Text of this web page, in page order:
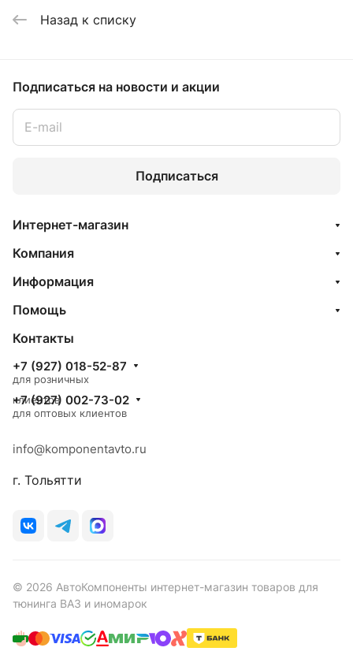
Назад к списку
Подписаться на новости и акции
Подписаться
Интернет-магазин
Компания
Информация
Помощь
Контакты
+7 (927) 018-52-87
для розничных
клиентов
+7 (927) 002-73-02
для оптовых клиентов
info@komponentavto.ru
г. Тольятти
© 2026 АвтоКомпоненты интернет-магазин товаров для
тюнинга ВАЗ и иномарок